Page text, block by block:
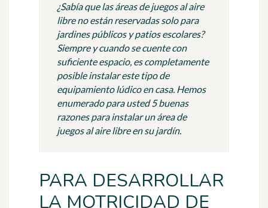
¿Sabía que las áreas de juegos al aire
libre no están reservadas solo para
jardines públicos y patios escolares?
Siempre y cuando se cuente con
suficiente espacio, es completamente
posible instalar este tipo de
equipamiento lúdico en casa. Hemos
enumerado para usted 5 buenas
razones para instalar un área de
juegos al aire libre en su jardín.
PARA DESARROLLAR
LA MOTRICIDAD DE